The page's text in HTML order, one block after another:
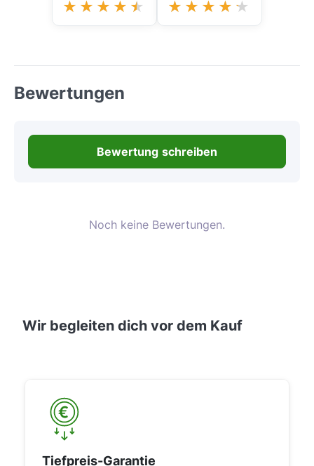
Bewertungen
Bewertung schreiben
Noch keine Bewertungen.
Wir begleiten dich vor dem Kauf
Tiefpreis-Garantie